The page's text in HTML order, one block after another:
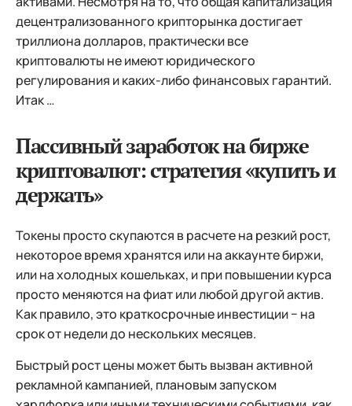
децентрализованного крипторынка достигает
триллиона долларов, практически все
криптовалюты не имеют юридического
регулирования и каких-либо финансовых гарантий.
Итак …
Пассивный заработок на бирже
криптовалют: стратегия «купить и
держать»
Токены просто скупаются в расчете на резкий рост,
некоторое время хранятся или на аккаунте биржи,
или на холодных кошельках, и при повышении курса
просто меняются на фиат или любой другой актив.
Как правило, это краткосрочные инвестиции − на
срок от недели до нескольких месяцев.
Быстрый рост цены может быть вызван активной
рекламной кампанией, плановым запуском